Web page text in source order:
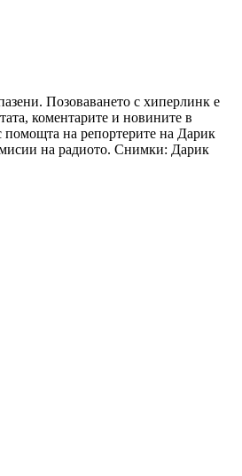
Позоваването с хиперлинк е
коментарите и новините в
помощта на репортерите на Дарик
на радиото. Снимки: Дарик